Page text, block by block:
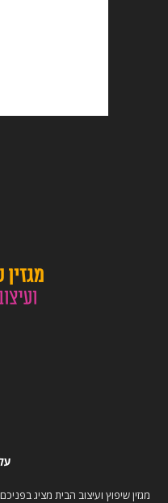
מגזין שיפוץ ועיצוב הבית מציג